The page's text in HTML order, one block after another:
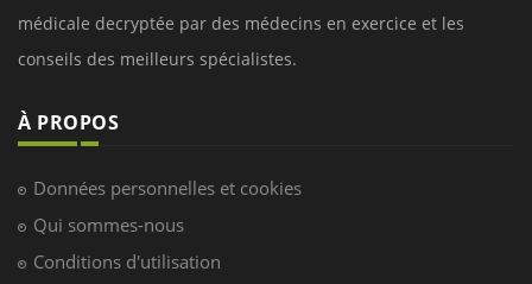
médicale decryptée par des médecins en exercice et les
conseils des meilleurs spécialistes.
À PROPOS
Données personnelles et cookies
Qui sommes-nous
Conditions d'utilisation